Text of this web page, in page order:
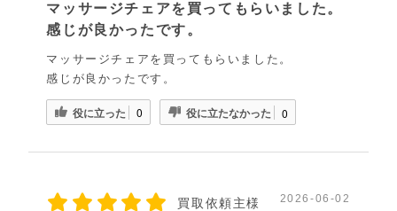
マッサージチェアを買ってもらいました。
感じが良かったです。
マッサージチェアを買ってもらいました。
感じが良かったです。
役に立った 0 役に立たなかった 0
買取依頼主様 2026-06-02